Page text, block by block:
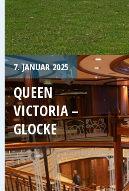
7. JANUAR 2025
QUEEN
VICTORIA –
GLOCKE